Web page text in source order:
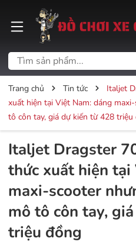
Trang chủ Tin tức
Italjet
xuất hiện tại Việt Nam: dáng
tô côn tay, giá dự kiến từ 428 triệu
Italjet Dragster
thức xuất hiện tại
maxi-scooter
mô tô côn tay,
triệu đồng